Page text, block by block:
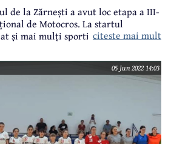
de la Zărnești a avut loc etapa a III-
de Motocros. La startul
și mai mulți sportivi de la clubul
citeste mai mult
05 Jun 2022 14:03